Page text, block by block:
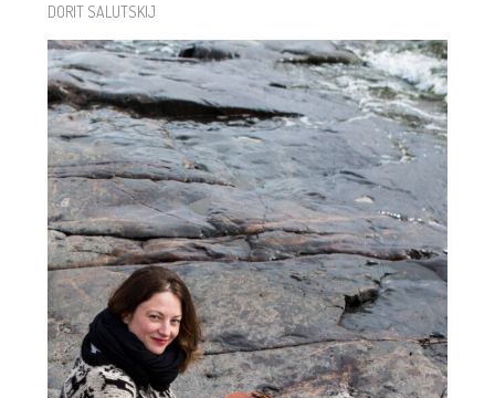
DORIT SALUTSKIJ